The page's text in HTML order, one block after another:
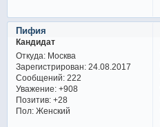
Пифия
Кандидат
Откуда:Москва
Зарегистрирован: 24.08.2017
Сообщений:222
Уважение: +908
Позитив: +28
Пол:Женский